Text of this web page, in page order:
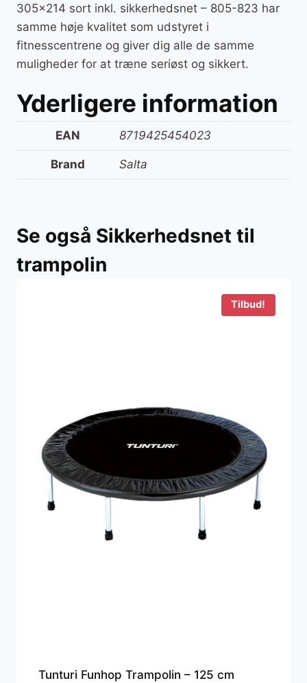
305×214 sort inkl. sikkerhedsnet – 805-823 har
samme høje kvalitet som udstyret i
fitnesscentrene og giver dig alle de samme
muligheder for at træne seriøst og sikkert.
Yderligere information
EAN 8719425454023
Brand Salta
Se også Sikkerhedsnet til
trampolin
Tilbud!
Tunturi Funhop Trampolin – 125 cm